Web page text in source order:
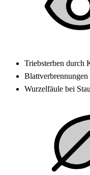
Triebsterben durch
Wurzelfäule bei